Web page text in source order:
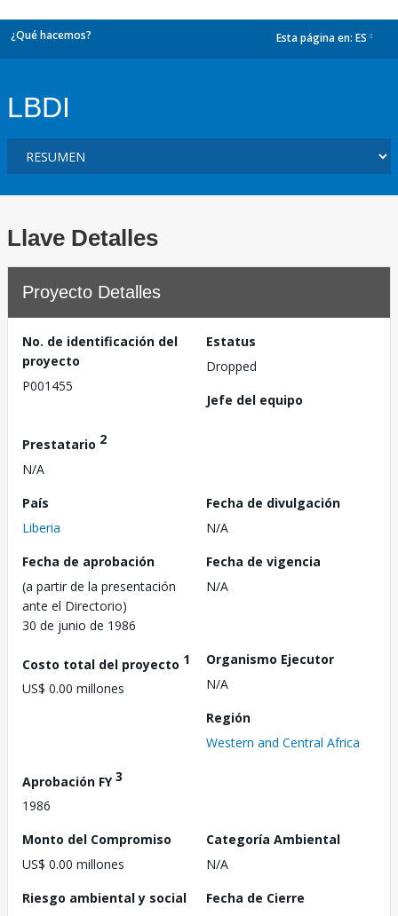
¿Qué hacemos? Esta página en: ES
LBDI
Llave Detalles
Proyecto Detalles
No. de identificación del
proyecto
P001455
Estatus
Dropped
Jefe del equipo
Prestatario 2
N/A
País
Liberia
Fecha de divulgación
N/A
Fecha de aprobación
(a partir de la presentación
ante el Directorio)
30 de junio de 1986
Fecha de vigencia
N/A
Costo total del proyecto 1
US$ 0.00 millones
Organismo Ejecutor
N/A
Región
Western and Central Africa
Aprobación FY3
1986
Monto del Compromiso
US$ 0.00 millones
Categoría Ambiental
N/A
Riesgo ambiental y social
Fecha de Cierre